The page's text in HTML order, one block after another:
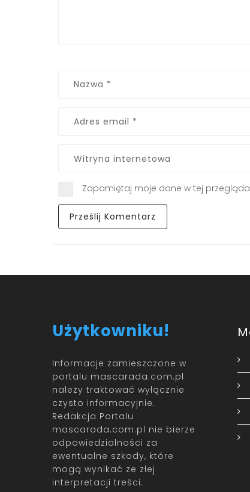
Zapamiętaj moje dane w tej
Użytkowniku!
Informacje zamieszczone w
portalu mascarada.com.pl
należy traktować wyłącznie
czysto informacyjnie.
Redakcja Portalu
mascarada.com.pl nie bierze
odpowiedzialności za
ewentualne szkody, które
mogą wynikać ze złej
interpretacji treści.